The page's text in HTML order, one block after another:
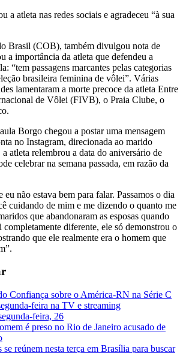
a atleta nas redes sociais e agradeceu “à sua
Brasil (COB), também divulgou nota de
a importância da atleta que defendeu a
“tem passagens marcantes pelas categorias
brasileira feminina de vôlei”. Várias
lamentaram a morte precoce da atleta Entre
de Vôlei (FIVB), o Praia Clube, o
Borgo chegou a postar uma mensagem
no Instagram, direcionada ao marido
atleta relembrou a data do aniversário de
celebrar na semana passada, em razão da
eu não estava bem para falar. Passamos o dia
cuidando de mim e me dizendo o quanto me
que abandonaram as esposas quando
completamente diferente, ele só demonstrou o
que ele realmente era o homem que
Confiança sobre o América-RN na Série C
feira na TV e streaming
feira, 26
é preso no Rio de Janeiro acusado de
reúnem nesta terça em Brasília para buscar